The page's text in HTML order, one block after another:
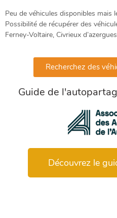
Peu de véhicules disponibles
Possibilité de récupérer des
Ferney-Voltaire, Civrieux
Recherchez des
Guide de
Découvrez le